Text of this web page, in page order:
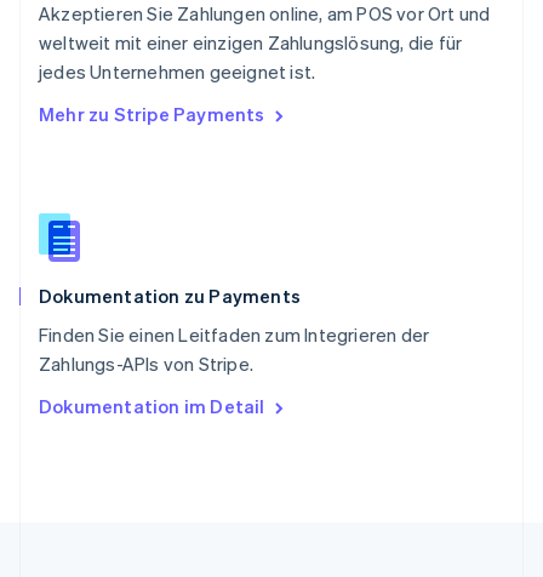
Akzeptieren Sie Zahlungen online, am POS vor Ort und
weltweit mit einer einzigen Zahlungslösung, die für
jedes Unternehmen geeignet ist.
Mehr zu Stripe Payments
Dokumentation zu Payments
Finden Sie einen Leitfaden zum Integrieren der
Zahlungs-APIs von Stripe.
Dokumentation im Detail
Singapur
English简体中文
Slowakei
Slowenien
English
Spanien
Thailand
Tschechische Republik
English
English